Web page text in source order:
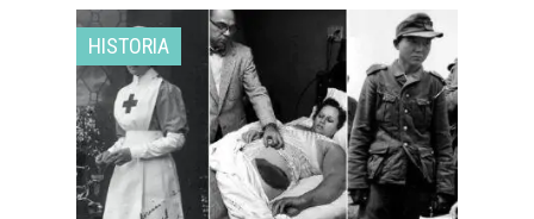
HISTORIA